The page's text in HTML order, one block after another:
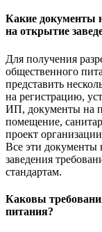
Какие документы
на открытие
Для получения
общественного
представить
на регистрацию,
ИП, документы на
помещение,
проект
Все эти документы
заведения
стандартам.
Каковы
питания?